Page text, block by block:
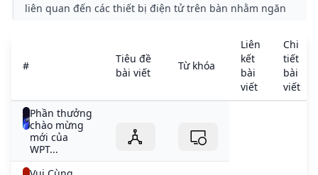
liên quan đến các thiết bị điện tử trên bàn nhằm ngăn
dụng các thiết bị điện tử và hỗ trợ thời gian thực trong
khi thi đấu. Tìm hiểu thêm về những thay đổi quy tắc
cho sự kiện thú vị này.
#
Tiêu đề
bài viết
Từ khóa
Liên
kết
bài
viết
Chi
tiết
bài
viết
Phần thưởng
chào mừng
mới của
WPT...